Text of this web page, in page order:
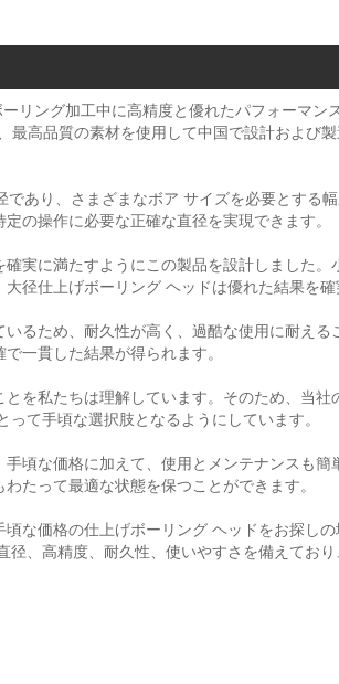
リング加工中に高精度と優れたパフォーマン
高品質の素材を使用して中国で設計および製
あり、さまざまなボア サイズを必要とする
の操作に必要な正確な直径を実現できます。
実に満たすようにこの製品を設計しました。
径仕上げボーリング ヘッドは優れた結果を確
るため、耐久性が高く、過酷な使用に耐える
一貫した結果が得られます。
を私たちは理解しています。そのため、当社
て手頃な選択肢となるようにしています。
頃な価格に加えて、使用とメンテナンスも簡
たって最適な状態を保つことができます。
な価格の仕上げボーリング ヘッドをお探し
、高精度、耐久性、使いやすさを備えてお